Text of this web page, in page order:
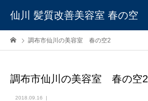
仙川 髪質改善美容室 春の空
調布市仙川の美容室 春の空2
調布市仙川の美容室 春の空2
2018.09.16